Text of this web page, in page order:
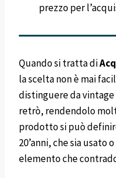
prezzo per
Quando si tratta di
la scelta non è mai
distinguere da
retrò, rendendolo
prodotto si può
20’anni, che sia usato
elemento che